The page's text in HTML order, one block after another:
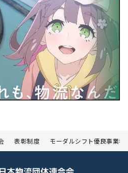
表彰制度 モーダルシフト優良事業者